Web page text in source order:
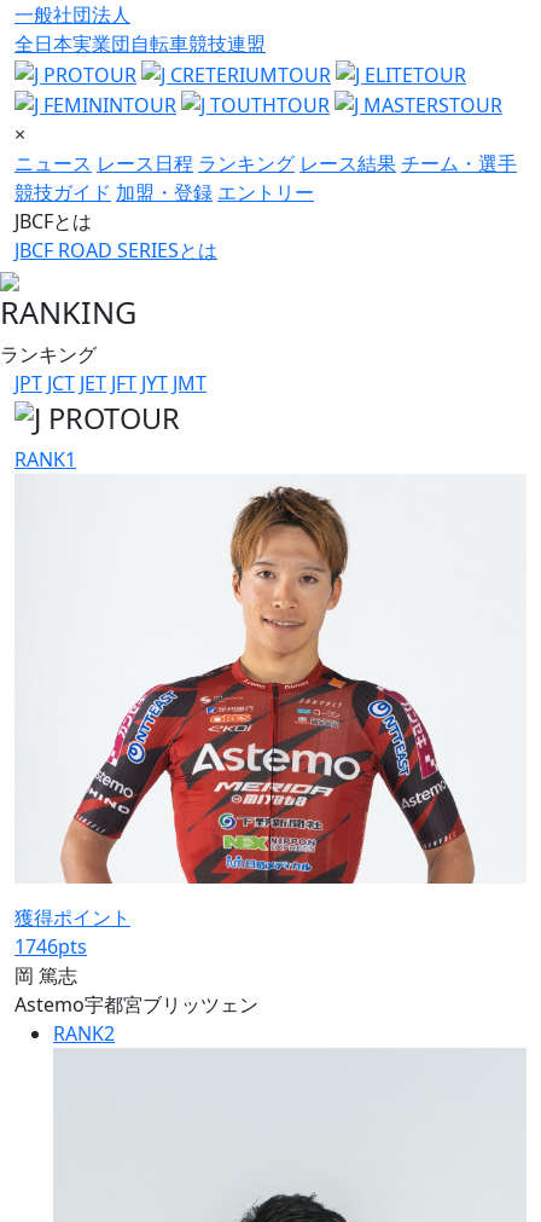
一般社団法人
全日本実業団自転車競技連盟
×
ニュース レース日程 ランキング レース結果チーム・選手
競技ガイド 加盟・登録 エントリー
JBCFとは
JBCF ROAD SERIESとは
RANKING
ランキング
JPT JCT JET JFT JYT JMT
RANK1
獲得ポイント
1746pts
岡 篤志
Astemo宇都宮ブリッツェン
RANK2